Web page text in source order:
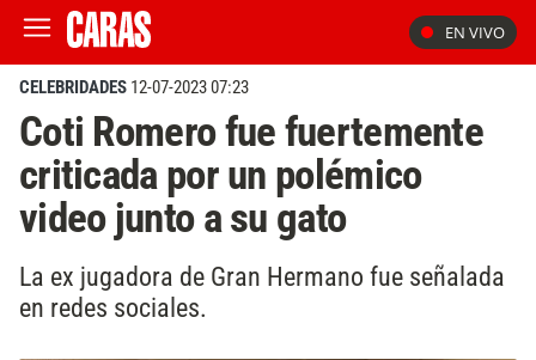
EN VIVO
CELEBRIDADES 12-07-2023 07:23
Coti Romero fue fuertemente
criticada por un polémico
video junto a su gato
La ex jugadora de Gran Hermano fue señalada
en redes sociales.